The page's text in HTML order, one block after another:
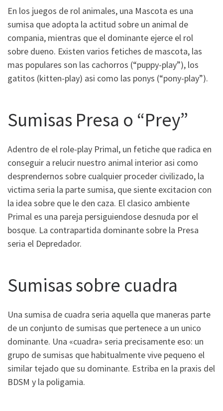
En los juegos de rol animales, una Mascota es una
sumisa que adopta la actitud sobre un animal de
compania, mientras que el dominante ejerce el rol
sobre dueno. Existen varios fetiches de mascota, las
mas populares son las cachorros (“puppy-play”), los
gatitos (kitten-play) asi­ como las ponys (“pony-play”).
Sumisas Presa o “Prey”
Adentro de el role-play Primal, un fetiche que radica en
conseguir a relucir nuestro animal interior asi­ como
desprendernos sobre cualquier proceder civilizado, la
victima seri­a la parte sumisa, que siente excitacion con
la idea sobre que le den caza. El clasico ambiente
Primal es una pareja persiguiendose desnuda por el
bosque. La contrapartida dominante sobre la Presa
seri­a el Depredador.
Sumisas sobre cuadra
Una sumisa de cuadra seri­a aquella que maneras parte
de un conjunto de sumisas que pertenece a un unico
dominante. Una «cuadra» seri­a precisamente eso: un
grupo de sumisas que habitualmente vive pequeno el
similar tejado que su dominante. Estriba en la praxis del
BDSM y la poligamia.